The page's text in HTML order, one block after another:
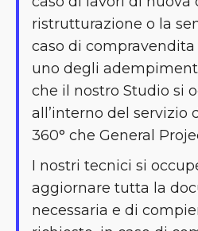
ristrutturazione o la
caso di
uno degli
che il nostro Studio si
all’interno del servizio
360° che General
I nostri tecnici si
aggiornare tutta la
necessaria e di